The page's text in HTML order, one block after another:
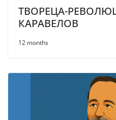
ТВОРЕЦА-
КАРАВЕЛОВ
12 months